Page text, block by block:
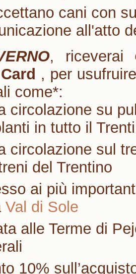
cani con
all'atto
, riceverai
, per
come*:
circolazione su
in tutto il
circolazione sul
del Trentino
ai più
Val di Sole
alle Terme di
10%